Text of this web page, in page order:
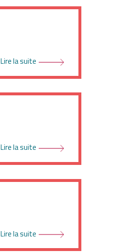
Lire la suite
Lire la suite
Lire la suite